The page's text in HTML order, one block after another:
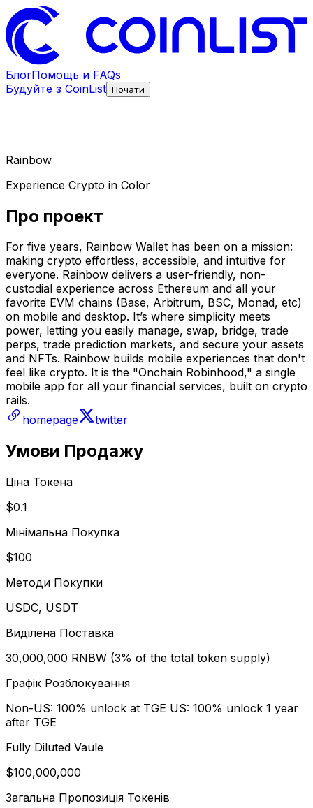
БлогПомощь и FAQs
Будуйте з CoinList Почати
Rainbow
Experience Crypto in Color
Про проект
For five years, Rainbow Wallet has been on a mission:
making crypto effortless, accessible, and intuitive for
everyone. Rainbow delivers a user-friendly, non-
custodial experience across Ethereum and all your
favorite EVM chains (Base, Arbitrum, BSC, Monad, etc)
on mobile and desktop. It’s where simplicity meets
power, letting you easily manage, swap, bridge, trade
perps, trade prediction markets, and secure your assets
and NFTs. Rainbow builds mobile experiences that don't
feel like crypto. It is the "Onchain Robinhood," a single
mobile app for all your financial services, built on crypto
rails.
homepage
twitter
Умови Продажу
Ціна Токена
$0.1
Мінімальна Покупка
$100
Методи Покупки
USDC, USDT
Виділена Поставка
30,000,000 RNBW (3% of the total token supply)
Графік Розблокування
Non-US: 100% unlock at TGE US: 100% unlock 1 year
after TGE
Fully Diluted Vaule
$100,000,000
Загальна Пропозиція Токенів